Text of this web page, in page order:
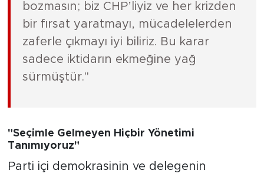
bozmasın; biz CHP’liyiz ve her krizden
bir fırsat yaratmayı, mücadelelerden
zaferle çıkmayı iyi biliriz. Bu karar
sadece iktidarın ekmeğine yağ
sürmüştür."
"Seçimle Gelmeyen Hiçbir Yönetimi
Tanımıyoruz"
Parti içi demokrasinin ve delegenin